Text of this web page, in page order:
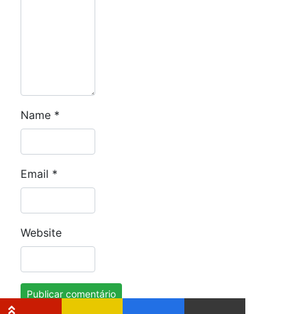
Name *
Email *
Website